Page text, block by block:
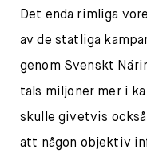
Det enda rimliga
av de statliga
genom Svenskt
tals miljoner mer i
skulle givetvis
att någon objektiv